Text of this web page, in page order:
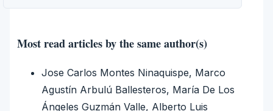
Most read articles by the same author(s)
Jose Carlos Montes Ninaquispe, Marco
Agustín Arbulú Ballesteros, María De Los
Ángeles Guzmán Valle, Alberto Luis